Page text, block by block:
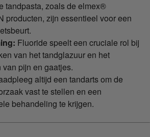
tandpasta, zoals de elmex®
producten, zijn essentieel voor een
Fluoride speelt een cruciale rol bij
van het tandglazuur en het
van pijn en gaatjes.
altijd een tandarts om de
vast te stellen en een
behandeling te krijgen.